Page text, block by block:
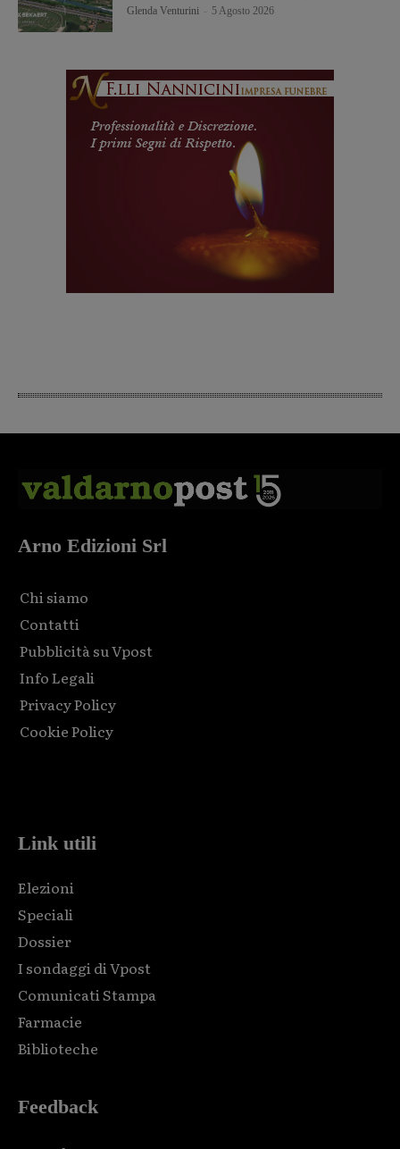
Glenda Venturini 5 Agosto 2026
Arno Edizioni Srl
Chi siamo
Contatti
Pubblicità su Vpost
Info Legali
Privacy Policy
Cookie Policy
Link utili
Elezioni
Speciali
Dossier
I sondaggi di Vpost
Comunicati Stampa
Farmacie
Biblioteche
Feedback